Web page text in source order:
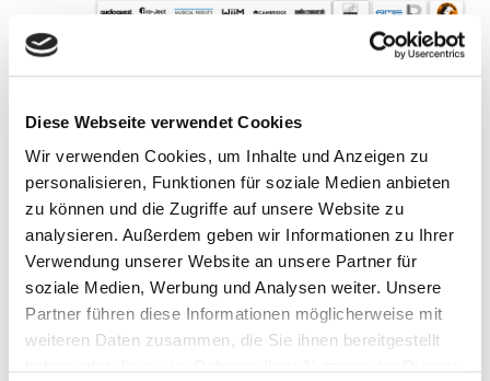
Diese Webseite verwendet Cookies
Wir verwenden Cookies, um Inhalte und Anzeigen zu
personalisieren, Funktionen für soziale Medien anbieten
zu können und die Zugriffe auf unsere Website zu
analysieren. Außerdem geben wir Informationen zu Ihrer
Verwendung unserer Website an unsere Partner für
soziale Medien, Werbung und Analysen weiter. Unsere
Partner führen diese Informationen möglicherweise mit
weiteren Daten zusammen, die Sie ihnen bereitgestellt